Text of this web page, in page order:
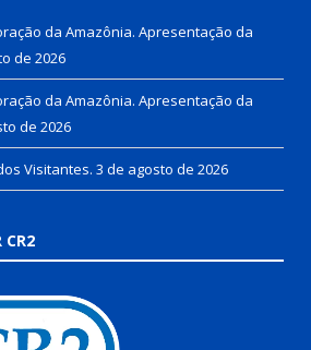
da Amazônia. Apresentação da
de 2026
da Amazônia. Apresentação da
de 2026
Visitantes. 3 de agosto de 2026
CR2